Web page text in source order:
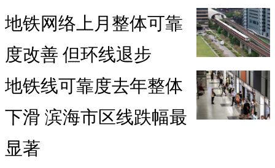
地铁网络上月整体可靠
度改善 但环线退步
地铁线可靠度去年整体
下滑 滨海市区线跌幅最
显著